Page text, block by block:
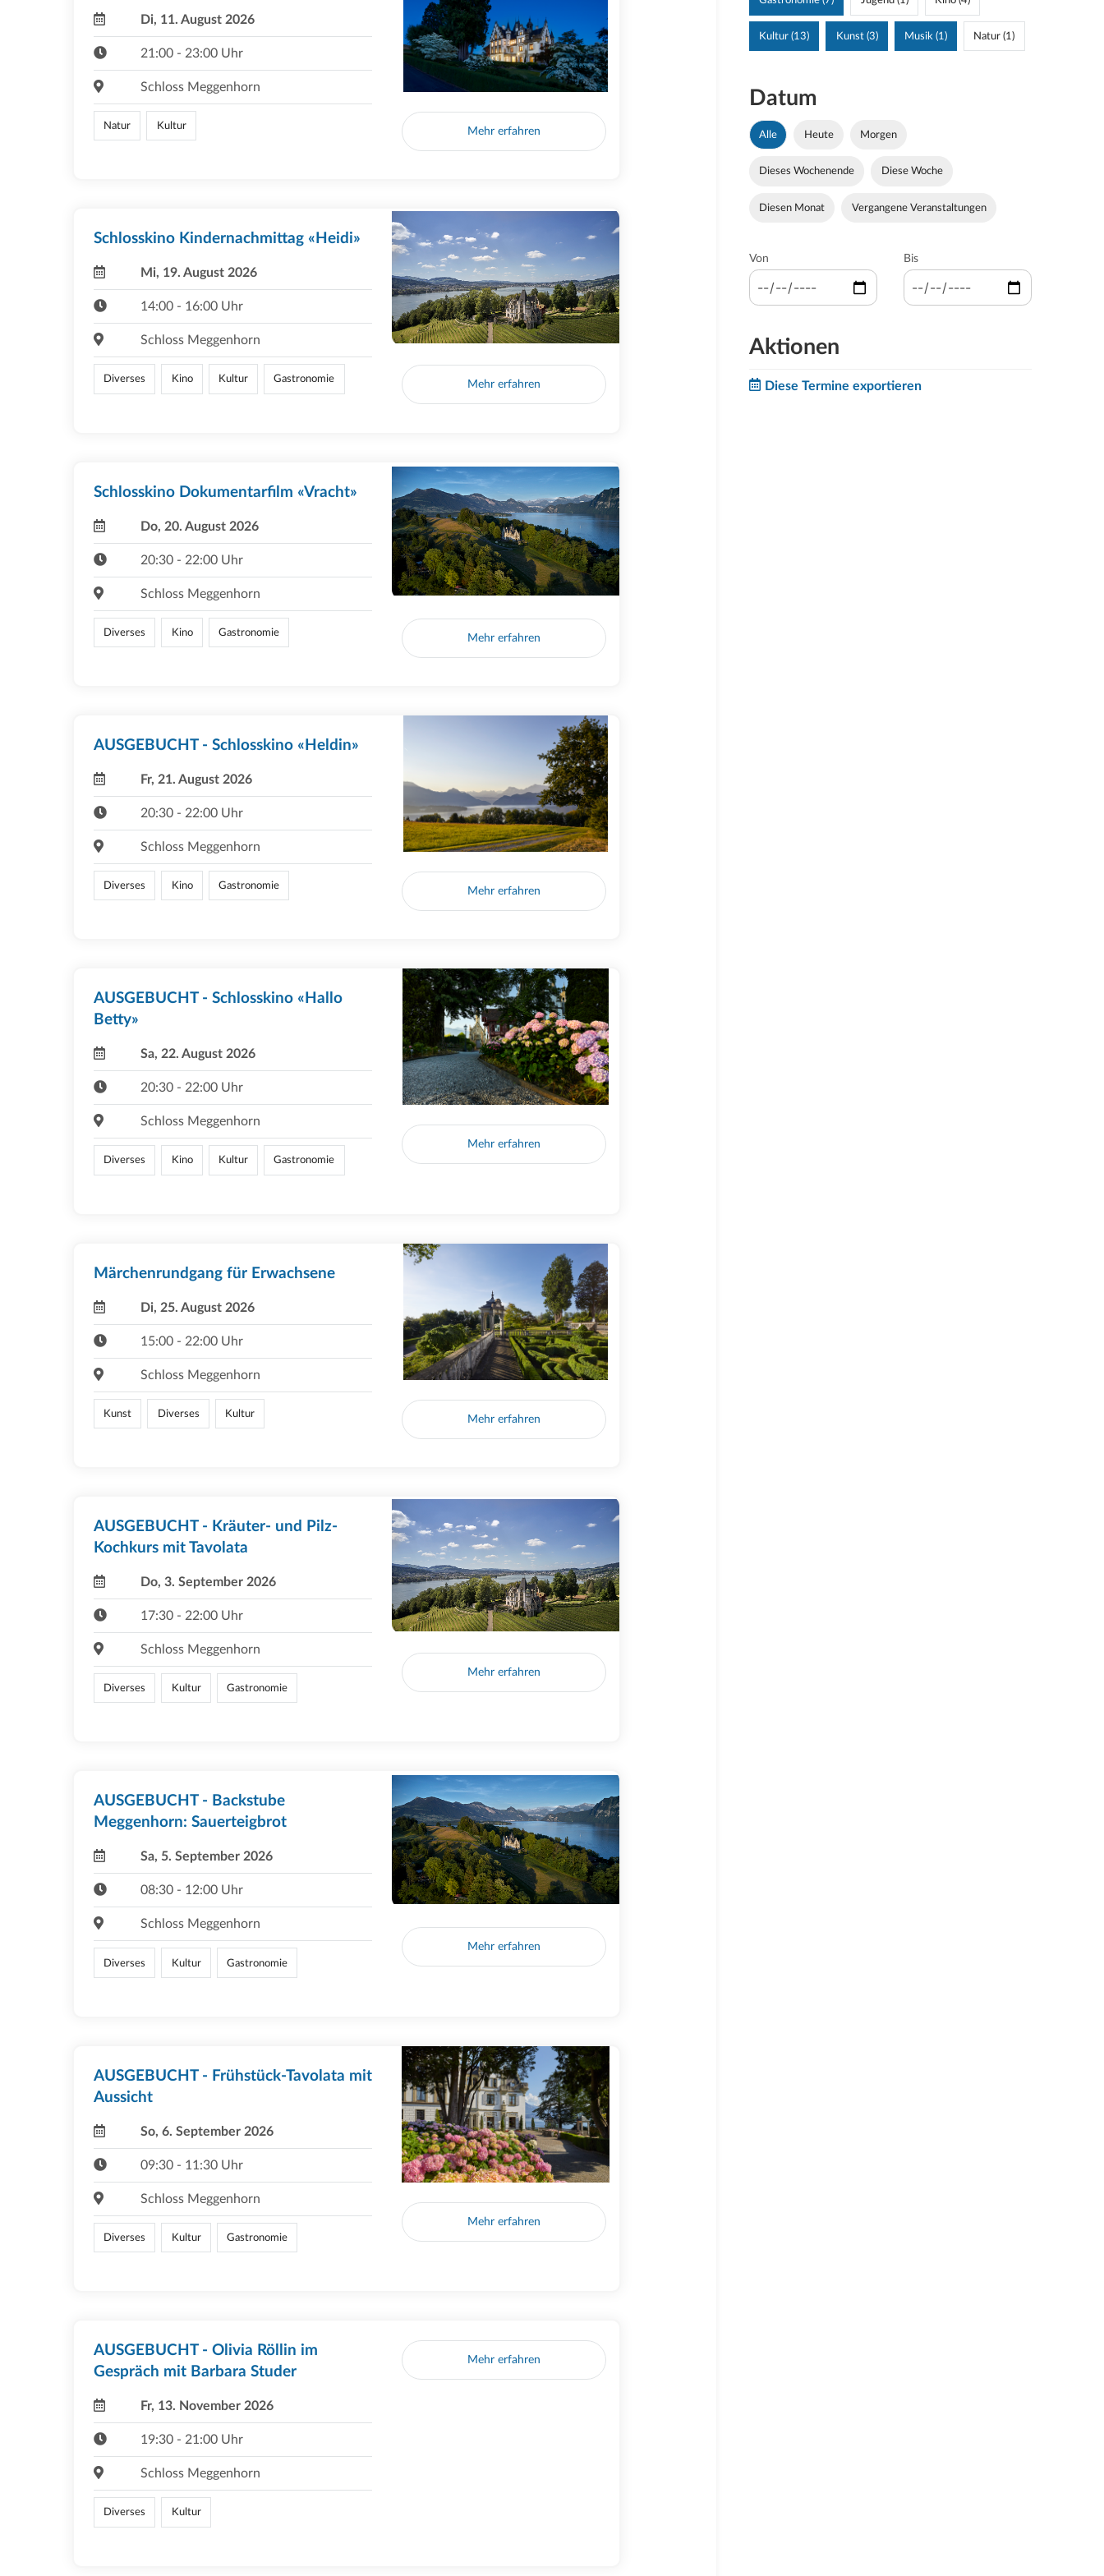
Di, 11. August 2026
21:00 - 23:00 Uhr
Schloss Meggenhorn
Natur Kultur Mehr erfahren
Schlosskino Kindernachmittag «Heidi»
Mi, 19. August 2026
14:00 - 16:00 Uhr
Schloss Meggenhorn
Diverses Kino Kultur Gastronomie Mehr erfahren
Schlosskino Dokumentarfilm «Vracht»
Do, 20. August 2026
20:30 - 22:00 Uhr
Schloss Meggenhorn
Diverses Kino Gastronomie Mehr erfahren
AUSGEBUCHT - Schlosskino «Heldin»
Fr, 21. August 2026
20:30 - 22:00 Uhr
Schloss Meggenhorn
Diverses Kino Gastronomie Mehr erfahren
AUSGEBUCHT - Schlosskino «Hallo
Betty»
Sa, 22. August 2026
20:30 - 22:00 Uhr
Schloss Meggenhorn
Diverses Kino Kultur Gastronomie
Mehr erfahren
Märchenrundgang für Erwachsene
Di, 25. August 2026
15:00 - 22:00 Uhr
Schloss Meggenhorn
Kunst Diverses Kultur Mehr erfahren
AUSGEBUCHT - Kräuter- und Pilz-
Kochkurs mit Tavolata
Do, 3. September 2026
17:30 - 22:00 Uhr
Schloss Meggenhorn
Diverses Kultur Gastronomie
Mehr erfahren
AUSGEBUCHT - Backstube
Meggenhorn: Sauerteigbrot
Sa, 5. September 2026
08:30 - 12:00 Uhr
Schloss Meggenhorn
Diverses Kultur Gastronomie
Mehr erfahren
AUSGEBUCHT - Frühstück-Tavolata mit
Aussicht
So, 6. September 2026
09:30 - 11:30 Uhr
Schloss Meggenhorn
Diverses Kultur Gastronomie
Mehr erfahren
AUSGEBUCHT - Olivia Röllin im
Gespräch mit Barbara Studer
Fr, 13. November 2026
19:30 - 21:00 Uhr
Schloss Meggenhorn
Diverses Kultur
Mehr erfahren
Kultur (13) Kunst (3) Musik (1) Natur (1)
Datum
Alle Heute Morgen
Dieses Wochenende Diese Woche
Diesen Monat Vergangene Veranstaltungen
Von Bis
Aktionen
Diese Termine exportieren